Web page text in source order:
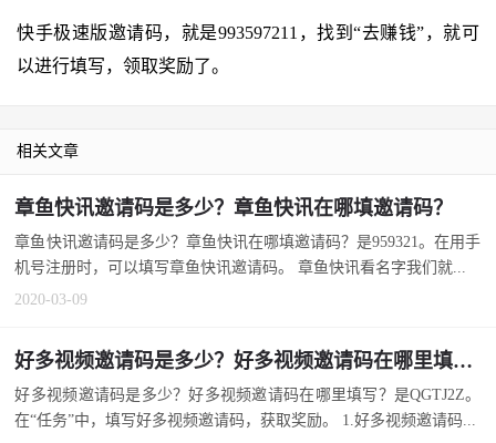
快手极速版邀请码，就是993597211，找到“去赚钱”，就可
以进行填写，领取奖励了。
相关文章
章鱼快讯邀请码是多少？章鱼快讯在哪填邀请码？
章鱼快讯邀请码是多少？章鱼快讯在哪填邀请码？是959321。在用手
机号注册时，可以填写章鱼快讯邀请码。 章鱼快讯看名字我们就...
2020-03-09
好多视频邀请码是多少？好多视频邀请码在哪里填写？
好多视频邀请码是多少？好多视频邀请码在哪里填写？是QGTJ2Z。
在“任务”中，填写好多视频邀请码，获取奖励。 1.好多视频邀请码...